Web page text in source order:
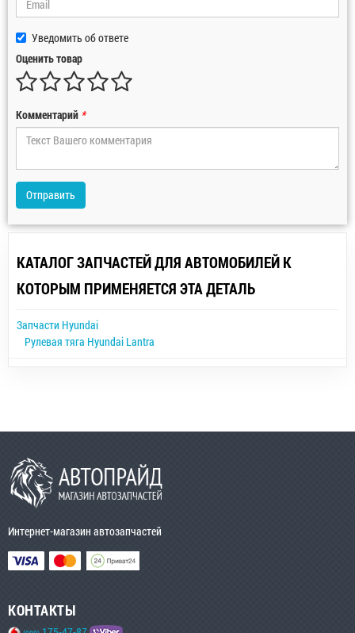
Уведомить об ответе
Оценить товар
Комментарий *
Отправить
КАТАЛОГ ЗАПЧАСТЕЙ ДЛЯ АВТОМОБИЛЕЙ К
КОТОРЫМ ПРИМЕНЯЕТСЯ ЭТА ДЕТАЛЬ
Запчасти Hyundai
Рулевая тяга Hyundai Lantra
Интернет-магазин автозапчастей
КОНТАКТЫ